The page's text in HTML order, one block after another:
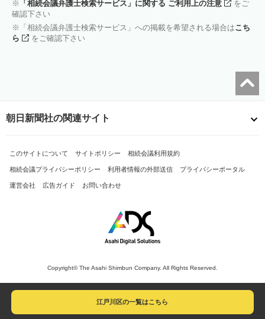
「相続会議弁護士検索サービス」に関する ご利用上の注意
をご
確認下さい
「相続会議弁護士検索サービス」への掲載を希望される場合はこち
ら
をご確認下さい
江戸川区の一覧はこちら
朝日新聞社の関連サイト
このサイトについて サイトポリシー 相続会議利用規約
相続会議プライバシーポリシー 利用者情報の外部送信 プライバシーポータル
運営会社 広告ガイド お問い合わせ
Copyright© The Asahi Shimbun Company. All Rights Reserved.